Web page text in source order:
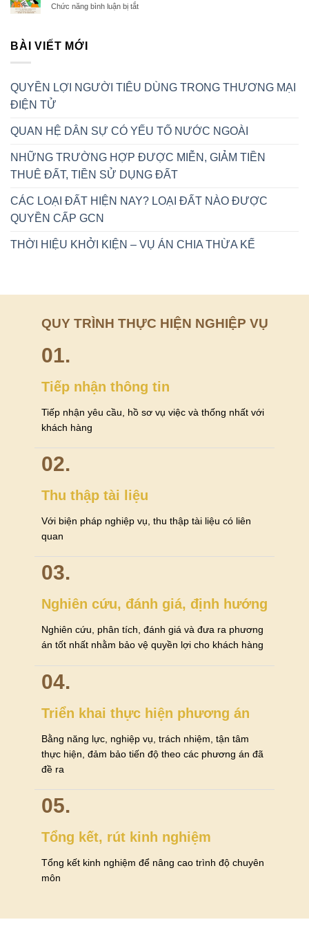
ĐẤT,
HIỆN
QUYỀN
CẤP
Chức năng bình luận bị tắtở
ÁN
KẾ
BÀI VIẾT MỚI
QUYỀN LỢI NGƯỜI TIÊU DÙNG TRONG THƯƠNG MẠI
ĐIỆN TỬ
QUAN HỆ DÂN SỰ CÓ YẾU TỐ NƯỚC NGOÀI
NHỮNG TRƯỜNG HỢP ĐƯỢC MIỄN, GIẢM TIỀN
THUÊ ĐẤT, TIỀN SỬ DỤNG ĐẤT
CÁC LOẠI ĐẤT HIỆN NAY? LOẠI ĐẤT NÀO ĐƯỢC
QUYỀN CẤP GCN
THỜI HIỆU KHỞI KIỆN – VỤ ÁN CHIA THỪA KẾ
QUY TRÌNH THỰC HIỆN NGHIỆP VỤ
01.
Tiếp nhận thông tin
Tiếp nhận yêu cầu, hồ sơ vụ việc và thống nhất với
khách hàng
02.
Thu thập tài liệu
Với biện pháp nghiệp vụ, thu thập tài liệu có liên
quan
03.
Nghiên cứu, đánh giá, định hướng
Nghiên cứu, phân tích, đánh giá và đưa ra phương
án tốt nhất nhằm bảo vệ quyền lợi cho khách hàng
04.
Triển khai thực hiện phương án
Bằng năng lực, nghiệp vụ, trách nhiệm, tận tâm
thực hiện, đảm bảo tiến độ theo các phương án đã
đề ra
05.
Tổng kết, rút kinh nghiệm
Tổng kết kinh nghiệm để nâng cao trình độ chuyên
môn